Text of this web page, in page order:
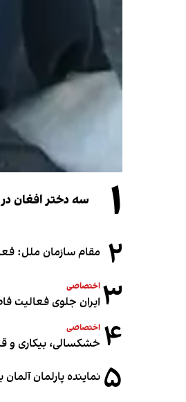
۱ سه دختر افغان در
۲ مقام سازمان ملل:
۳ اختصاصی
ایران جلوی فعالیت
۴ اختصاصی
خشکسالی، بیکاری و
۵ نماینده پارلمان